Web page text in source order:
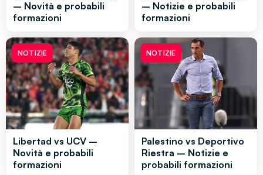
– Novità e probabili
formazioni
– Notizie e probabili
formazioni
NOTIZIE
Libertad vs UCV –
Novità e probabili
formazioni
NOTIZIE
Palestino vs Deportivo
Riestra – Notizie e
probabili formazioni